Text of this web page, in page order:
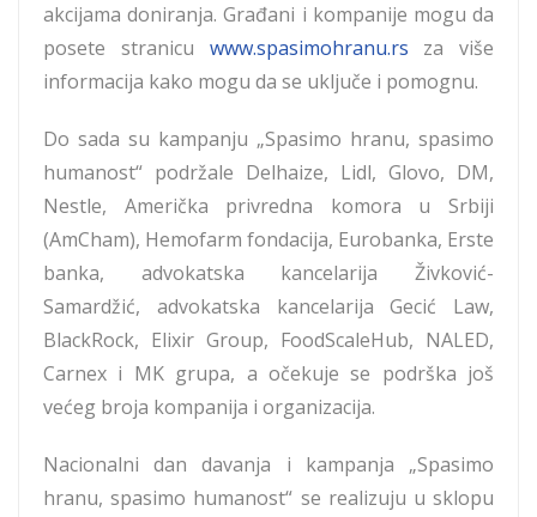
akcijama doniranja. Građani i kompanije mogu da
posete stranicu www.spasimohranu.rs za više
informacija kako mogu da se uključe i pomognu.
Do sada su kampanju „Spasimo hranu, spasimo
humanost“ podržale Delhaize, Lidl, Glovo, DM,
Nestle, Američka privredna komora u Srbiji
(AmCham), Hemofarm fondacija, Eurobanka, Erste
banka, advokatska kancelarija Živković-
Samardžić, advokatska kancelarija Gecić Law,
BlackRock, Elixir Group, FoodScaleHub, NALED,
Carnex i MK grupa, a očekuje se podrška još
većeg broja kompanija i organizacija.
Nacionalni dan davanja i kampanja „Spasimo
hranu, spasimo humanost“ se realizuju u sklopu